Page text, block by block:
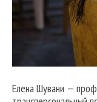
Елена Шувани —